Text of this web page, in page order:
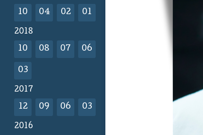
10 04 02 01
2018
10 08 07 06
03
2017
12 09 06 03
2016